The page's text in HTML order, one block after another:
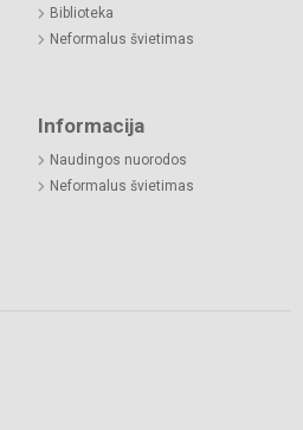
Biblioteka
Neformalus švietimas
Informacija
Naudingos nuorodos
Neformalus švietimas